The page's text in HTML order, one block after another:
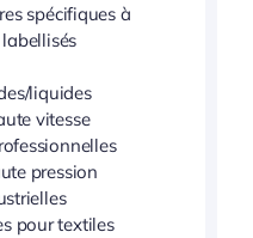
spécifiques à
liquides
vitesse
pression
pour textiles